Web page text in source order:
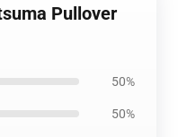
Pullover
50%
50%